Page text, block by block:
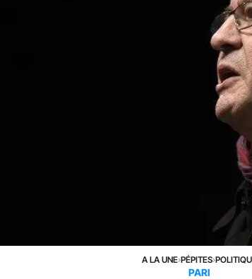
A LA UNE›PÉPITES›
PARI